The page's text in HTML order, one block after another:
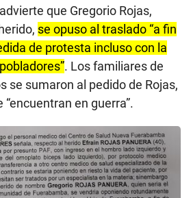
que Gregorio Rojas,
se opuso al traslado “a fin
de protesta incluso con la
. Los familiares de
se sumaron al pedido de Rojas,
en guerra”.